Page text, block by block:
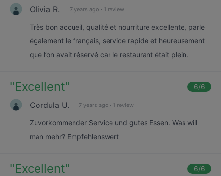
Olivia R. 7 years ago · 1 review
Très bon accueil, qualité et nourriture excellente, parle
également le français, service rapide et heureusement
que l’on avait réservé car le restaurant était plein.
"Excellent" 6/6
Cordula U. 7 years ago · 1 review
Zuvorkommender Service und gutes Essen. Was will
man mehr? Empfehlenswert
"Excellent" 6/6